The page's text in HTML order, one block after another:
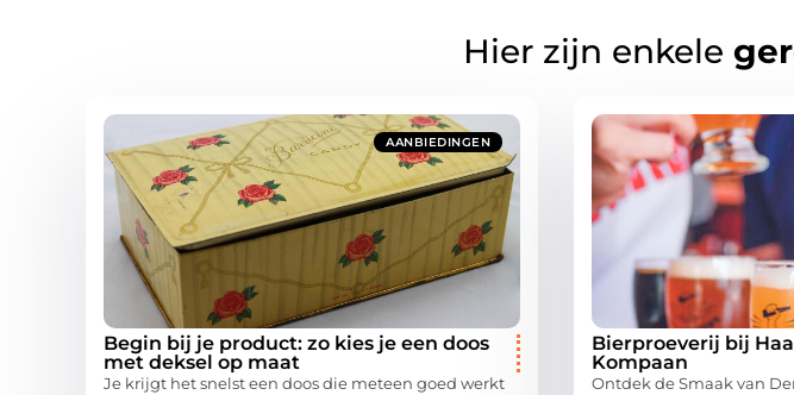
Hier zijn enkele
AANBIEDINGEN
Begin bij je product: zo kies je een doos
met deksel op maat
Je krijgt het snelst een doos die meteen goed werkt
Bierproeverij bij
Kompaan
Ontdek de Smaak van